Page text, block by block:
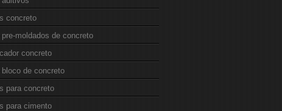
concreto
moldados de concreto
concreto
de concreto
para concreto
para cimento